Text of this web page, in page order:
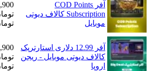
آفر COD Points
Subscription کالاف دیوتی
موبایل
تومان
367,900
آفر 12.99 دلاری استارترپک
کالاف دیوتی موبایل - ریجن
اروپا
2,807,900
تومان